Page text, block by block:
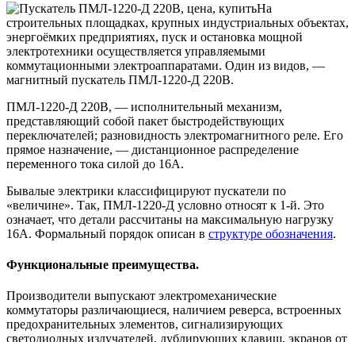
На
строительных площадках, крупных индустриальных объектах,
энергоёмких предприятиях, пуск и остановка мощной
электротехники осуществляется управляемыми
коммутационными электроаппаратами. Один из видов, —
магнитный пускатель ПМЛ-1220-Д 220В.
ПМЛ-1220-Д 220В, — исполнительный механизм,
представляющий собой пакет быстродействующих
переключателей; разновидность электромагнитного реле. Его
прямое назначение, — дистанционное распределение
переменного тока силой до 16А.
Бывалые электрики классифицируют пускатели по
«величине». Так, ПМЛ-1220-Д условно относят к 1-й. Это
означает, что детали рассчитаны на максимальную нагрузку
16А. Формальный порядок описан в структуре обозначения.
Функциональные преимущества.
Производители выпускают электромеханические
коммутаторы различающиеся, наличием реверса, встроенных
предохранительных элементов, сигнализирующих
светодиодных излучателей, дублирующих клавиш, экранов от